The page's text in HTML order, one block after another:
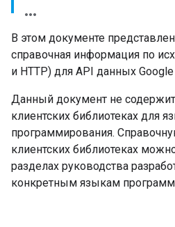
В этом документе
справочная информация по
и HTTP) для API данных
Данный документ не
клиентских библиотеках для
программирования.
клиентских библиотеках
разделах руководства
конкретным языкам